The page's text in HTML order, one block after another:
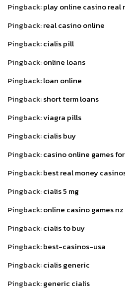
Pingback:play online casino real
Pingback:real casino online
Pingback:cialis pill
Pingback:online loans
Pingback:loan online
Pingback:short term loans
Pingback:viagra pills
Pingback:cialis buy
Pingback:casino online games
Pingback:best real money
Pingback:cialis 5 mg
Pingback:online casino games nz
Pingback:cialis to buy
Pingback:best-casinos-usa
Pingback:cialis generic
Pingback:generic cialis